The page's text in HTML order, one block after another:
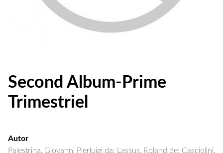
Second Album-Prime
Trimestriel
Autor
Palestrina, Giovanni Pierluigi da; Lassus, Roland de; Casciolini,